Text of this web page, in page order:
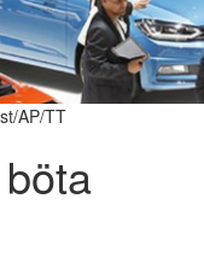
AP/TT